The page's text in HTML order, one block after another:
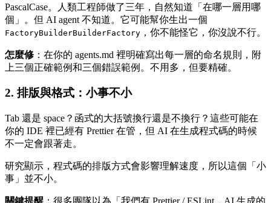
PascalCase。人類工程師做了三年，自然知道「在哪一層用哪
個」。但 AI agent 不知道。它可能幫你生出一個
FactoryBuilderBuilderFactory ，你不能怪它，你沒說不行。
怎麼修 ：在你的 agents.md 裡明確寫出每一層的命名規則，附
上三個正確範例和三個錯誤範例。不用多，但要精確。
2. 排版與格式：小事不小
Tab 還是 space？函式的大括號換行還是不換行？這些可能在
你的 IDE 裡已經有 Prettier 在管，但 AI 在生成程式碼的時候
不一定會跟著走。
研究顯示，程式碼的排版方式會影響理解速度，所以這個「小
事」並不小。